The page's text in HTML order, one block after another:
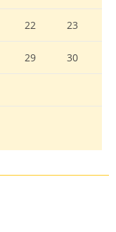
22 23
29 30